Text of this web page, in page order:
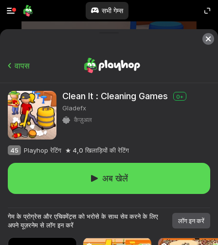
सभी गेम्स
वापस
Clean It : Cleaning Games 0+
Gladefx
कैज़ुअल
45 Playhop रेटिंग 4,0 खिलाड़ियों की रेटिंग
अब खेलें
गेम के प्रोग्रेस और एचिवमेंट्स को भरोसे के साथ सेव करने के लिए
अपने यूज़रनेम से लॉग इन करें
लॉग इन करें